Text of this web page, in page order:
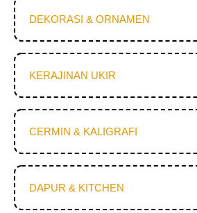
DEKORASI & ORNAMEN
KERAJINAN UKIR
CERMIN & KALIGRAFI
DAPUR & KITCHEN